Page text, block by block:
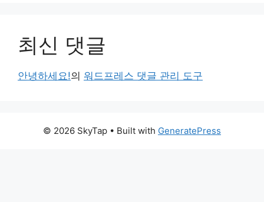
최신 댓글
안녕하세요!의 워드프레스 댓글 관리 도구
© 2026 SkyTap • Built with GeneratePress